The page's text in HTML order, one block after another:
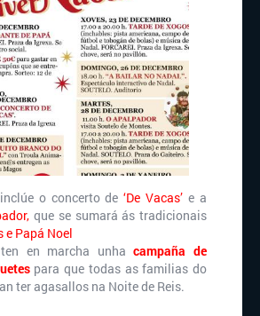
o concerto de‘De Vacas’e a
que se sumará ás tradicionais
e Papá Noel
en marcha unha campaña de
para que todas as familias do
ter agasallos na Noite de Reis.